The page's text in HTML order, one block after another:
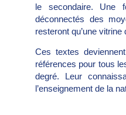
le secondaire. Une
déconnectés des
resteront qu’une
Ces textes
références pour tous
degré. Leur
l’enseignement de la